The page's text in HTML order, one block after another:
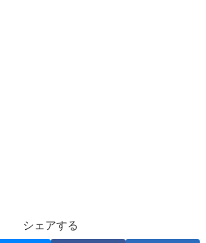
シェアする